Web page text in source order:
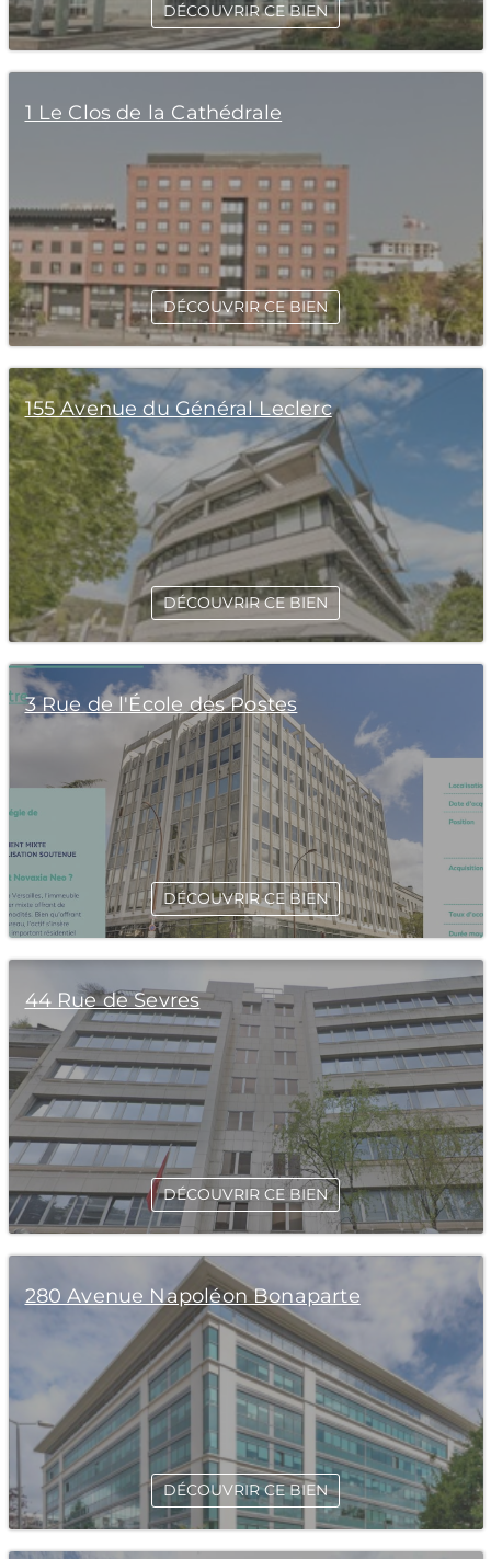
DÉCOUVRIR CE BIEN
1 Le Clos de la Cathédrale
DÉCOUVRIR CE BIEN
155 Avenue du Général Leclerc
DÉCOUVRIR CE BIEN
3 Rue de l'École des Postes
DÉCOUVRIR CE BIEN
44 Rue de Sevres
DÉCOUVRIR CE BIEN
280 Avenue Napoléon Bonaparte
DÉCOUVRIR CE BIEN